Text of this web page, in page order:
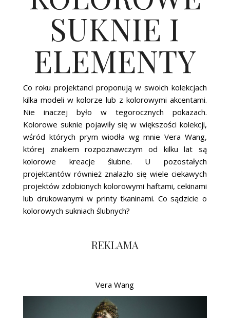
SUKNIE I
ELEMENTY
Co roku projektanci proponują w swoich kolekcjach
kilka modeli w kolorze lub z kolorowymi akcentami.
Nie inaczej było w tegorocznych pokazach.
Kolorowe suknie pojawiły się w większości kolekcji,
wśród których prym wiodła wg mnie Vera Wang,
której znakiem rozpoznawczym od kilku lat są
kolorowe kreacje ślubne. U pozostałych
projektantów również znalazło się wiele ciekawych
projektów zdobionych kolorowymi haftami, cekinami
lub drukowanymi w printy tkaninami. Co sądzicie o
kolorowych sukniach ślubnych?
REKLAMA
Vera Wang